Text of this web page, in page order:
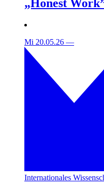
„Honest
Mi 20.05.26 —
Internationales